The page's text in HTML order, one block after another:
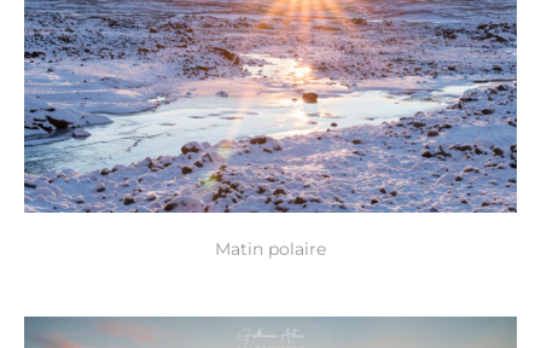
Matin polaire